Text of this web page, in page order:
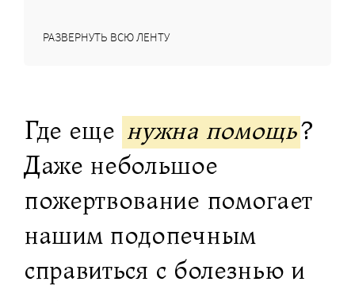
РАЗВЕРНУТЬ ВСЮ ЛЕНТУ
Где еще нужна помощь?
Даже небольшое
пожертвование помогает
нашим подопечным
справиться с болезнью и